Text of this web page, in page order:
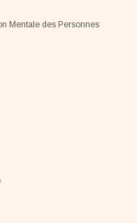
Mentale des Personnes